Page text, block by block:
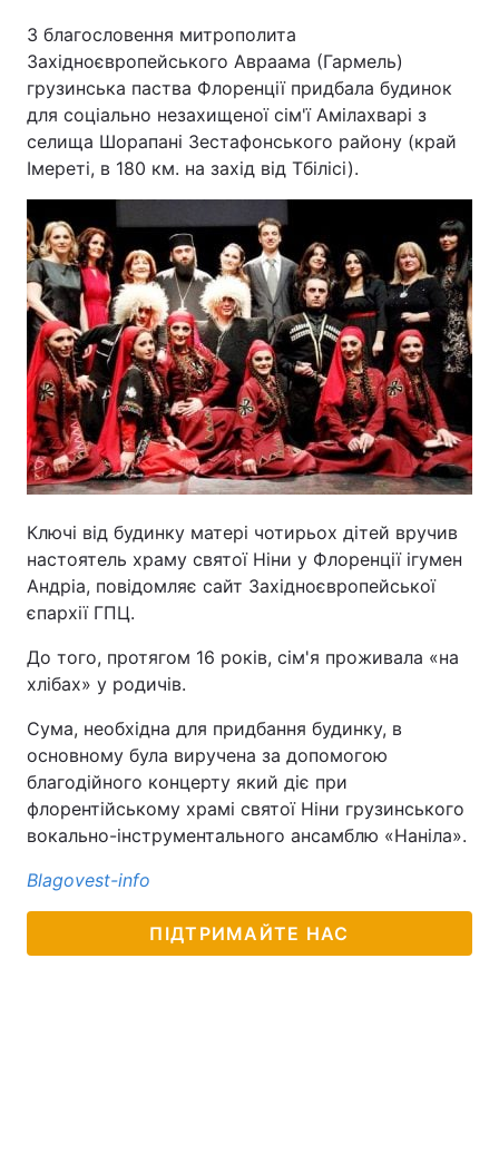
З благословення митрополита
Західноєвропейського Авраама (Гармель)
грузинська паства Флоренції придбала будинок
для соціально незахищеної сім'ї Амілахварі з
селища Шорапані Зестафонського району (край
Імереті, в 180 км. на захід від Тбілісі).
Ключі від будинку матері чотирьох дітей вручив
настоятель храму святої Ніни у Флоренції ігумен
Андріа, повідомляє сайт Західноєвропейської
єпархії ГПЦ.
До того, протягом 16 років, сім'я проживала «на
хлібах» у родичів.
Сума, необхідна для придбання будинку, в
основному була виручена за допомогою
благодійного концерту який діє при
флорентійському храмі святої Ніни грузинського
вокально-інструментального ансамблю «Наніла».
Вlagovest-info
ПІДТРИМАЙТЕ НАС